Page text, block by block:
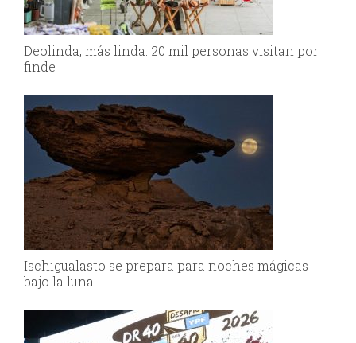
Deolinda, más linda: 20 mil personas visitan por
finde
Ischigualasto se prepara para noches mágicas
bajo la luna